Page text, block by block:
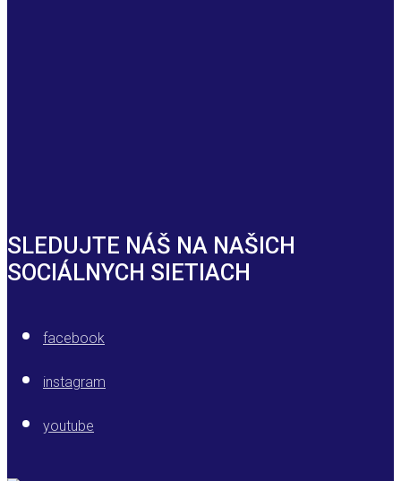
SLEDUJTE NÁŠ NA NAŠICH
SOCIÁLNYCH SIETIACH
facebook
instagram
youtube